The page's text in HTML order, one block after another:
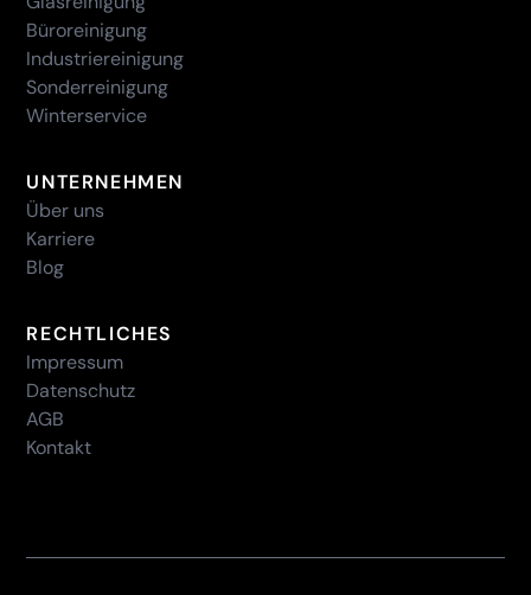
Büroreinigung
Industriereinigung
Sonderreinigung
Winterservice
UNTERNEHMEN
Über uns
Karriere
Blog
RECHTLICHES
Impressum
Datenschutz
AGB
Kontakt